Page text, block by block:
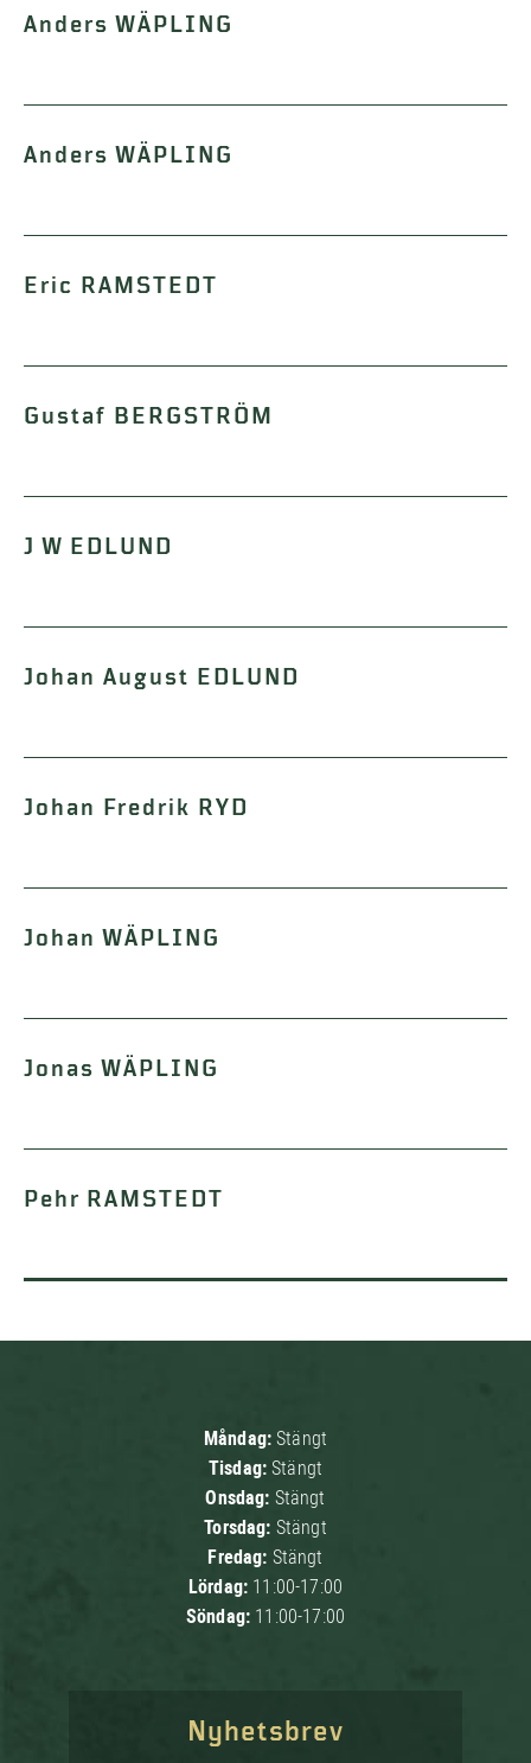
Anders WÄPLING
Anders WÄPLING
Eric RAMSTEDT
Gustaf BERGSTRÖM
J W EDLUND
Johan August EDLUND
Johan Fredrik RYD
Johan WÄPLING
Jonas WÄPLING
Pehr RAMSTEDT
Måndag:Stängt
Tisdag:Stängt
Onsdag: Stängt
Torsdag: Stängt
Fredag: Stängt
Lördag: 11:00-17:00
Söndag: 11:00-17:00
Nyhetsbrev